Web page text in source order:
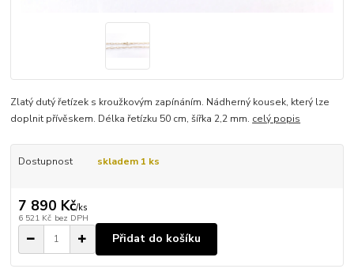
Zlatý dutý řetízek s kroužkovým zapínáním. Nádherný kousek, který lze
doplnit přívěskem. Délka řetízku 50 cm, šířka 2,2 mm. celý popis
Dostupnost skladem 1 ks
7 890 Kč/ks
6 521 Kč bez DPH
Přidat do košíku